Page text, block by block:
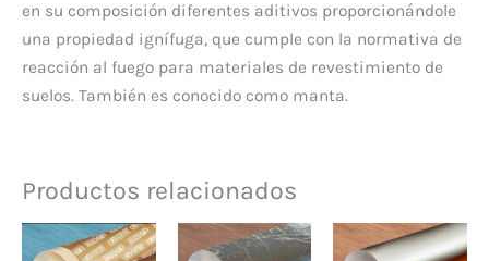
en su composición diferentes aditivos proporcionándole
una propiedad ignífuga, que cumple con la normativa de
reacción al fuego para materiales de revestimiento de
suelos. También es conocido como manta.
Productos relacionados